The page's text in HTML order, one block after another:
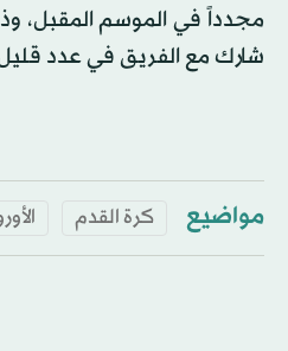
شارك مع الفريق في عدد قليل
مواضيع كرة القدم